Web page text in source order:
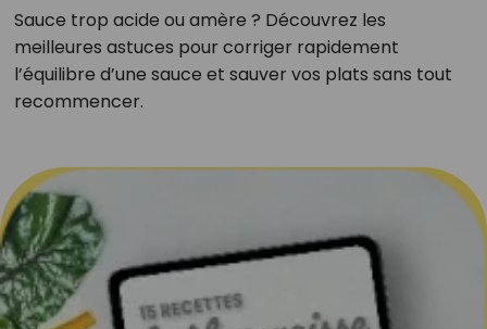
Sauce trop acide ou amère ? Découvrez les
meilleures astuces pour corriger rapidement
l’équilibre d’une sauce et sauver vos plats sans tout
recommencer.